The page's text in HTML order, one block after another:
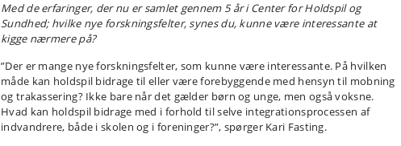
Med de erfaringer, der nu er samlet gennem 5 år i Center for Holdspil og
Sundhed; hvilke nye forskningsfelter, synes du, kunne være interessante at
kigge nærmere på?
”Der er mange nye forskningsfelter, som kunne være interessante. På hvilken
måde kan holdspil bidrage til eller være forebyggende med hensyn til mobning
og trakassering? Ikke bare når det gælder børn og unge, men også voksne.
Hvad kan holdspil bidrage med i forhold til selve integrationsprocessen af
indvandrere, både i skolen og i foreninger?”, spørger Kari Fasting.